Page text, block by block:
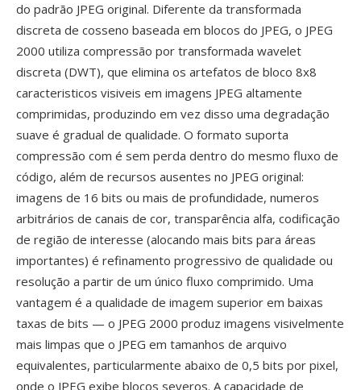
do padrão JPEG original. Diferente da transformada
discreta de cosseno baseada em blocos do JPEG, o JPEG
2000 utiliza compressão por transformada wavelet
discreta (DWT), que elimina os artefatos de bloco 8x8
caracteristicos visiveis em imagens JPEG altamente
comprimidas, produzindo em vez disso uma degradação
suave é gradual de qualidade. O formato suporta
compressão com é sem perda dentro do mesmo fluxo de
código, além de recursos ausentes no JPEG original:
imagens de 16 bits ou mais de profundidade, numeros
arbitrários de canais de cor, transparência alfa, codificação
de região de interesse (alocando mais bits para áreas
importantes) é refinamento progressivo de qualidade ou
resolução a partir de um único fluxo comprimido. Uma
vantagem é a qualidade de imagem superior em baixas
taxas de bits — o JPEG 2000 produz imagens visivelmente
mais limpas que o JPEG em tamanhos de arquivo
equivalentes, particularmente abaixo de 0,5 bits por pixel,
onde o JPEG exibe blocos severos. A capacidade de